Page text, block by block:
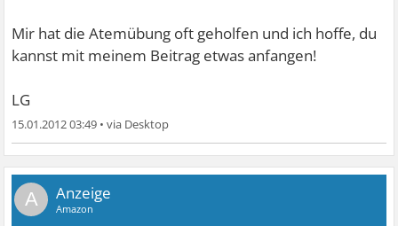
Mir hat die Atemübung oft geholfen und ich hoffe, du
kannst mit meinem Beitrag etwas anfangen!
LG
15.01.2012 03:49 •
A